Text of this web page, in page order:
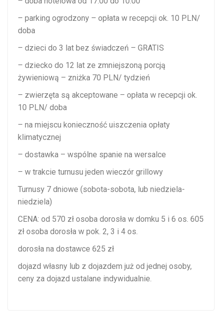
– parking ogrodzony – opłata w recepcji ok. 10 PLN/
doba
– dzieci do 3 lat bez świadczeń – GRATIS
– dziecko do 12 lat ze zmniejszoną porcją
żywieniową – zniżka 70 PLN/ tydzień
– zwierzęta są akceptowane – opłata w recepcji ok.
10 PLN/ doba
– na miejscu konieczność uiszczenia opłaty
klimatycznej
– dostawka – wspólne spanie na wersalce
– w trakcie turnusu jeden wieczór grillowy
Turnusy 7 dniowe (sobota-sobota, lub niedziela-
niedziela)
CENA: od 570 zł osoba dorosła w domku 5 i 6 os. 605
zł osoba dorosła w pok. 2, 3 i 4 os.
dorosła na dostawce 625 zł
dojazd własny lub z dojazdem już od jednej osoby,
ceny za dojazd ustalane indywidualnie.